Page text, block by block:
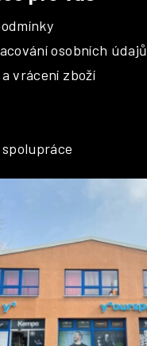
osobních údajů
vrácení zboží